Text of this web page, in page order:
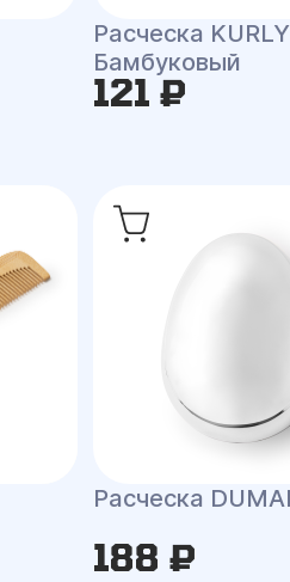
Расческа
Бамбуковый
121 ₽
Расческа
188 ₽